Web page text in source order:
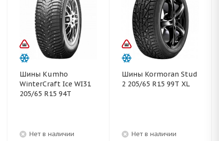
Шины Kumho
WinterCraft Ice WI31
205/65 R15 94T
Нет в наличии
Шины Kormoran Stud
2 205/65 R15 99T XL
Нет в наличии